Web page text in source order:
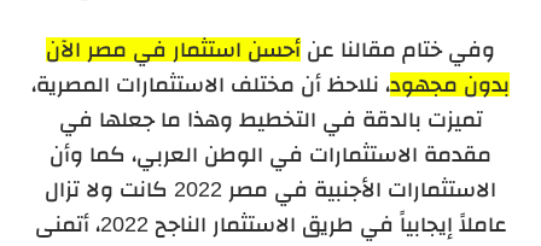
وفي ختام مقالنا عن أحسن استثمار في مصر الآن
بدون مجهود، نلاحظ أن مختلف الاستثمارات المصرية،
تميزت بالدقة في التخطيط وهذا ما جعلها في
مقدمة الاستثمارات في الوطن العربي، كما وأن
الاستثمارات الأجنبية في مصر 2022 كانت ولا تزال
عاملاً إيجابياً في طريق الاستثمار الناجح 2022، أتمنى